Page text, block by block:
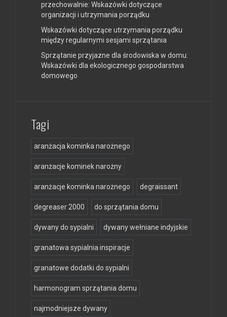
przechowalnie: Wskazówki dotyczące
organizacji i utrzymania porządku
Wskazówki dotyczące utrzymania porządku
między regularnymi sesjami sprzątania
Sprzątanie przyjazne dla środowiska w domu:
Wskazówki dla ekologicznego gospodarstwa
domowego
Tagi
aranżacja kominka narożnego
aranżacje kominek narożny
aranżacje kominka narożnego degraissant
degreaser 2000 do sprzątania domu
dywany do sypialni dywany wełniane indyjskie
granatowa sypialnia inspiracje
granatowe dodatki do sypialni
harmonogram sprzątania domu
najmodniejsze dywany